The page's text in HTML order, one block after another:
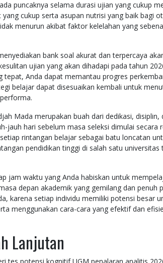
puncaknya selama durasi ujian yang cukup
cukup serta asupan nutrisi yang baik bagi
menurun akibat faktor kelelahan yang
bank soal akurat dan terpercaya
ujian yang akan dihadapi pada tahun
tepat, Anda dapat memantau progres
belajar dapat disesuaikan kembali untuk
Mada merupakan buah dari dedikasi,
jauh hari sebelum masa seleksi dimulai secara
rintangan belajar sebagai batu loncatan
pendidikan tinggi di salah satu universitas
jam waktu yang Anda habiskan untuk
depan akademik yang gemilang dan penuh
karena setiap individu memiliki potensi besar
menggunakan cara-cara yang efektif dan
Lanjutan